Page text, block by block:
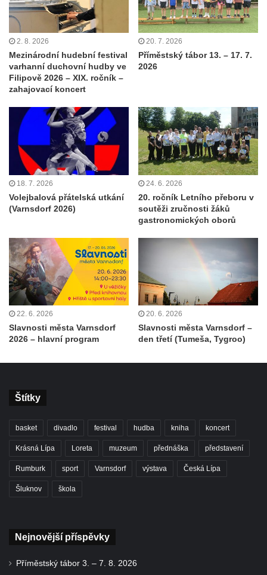
2. 8. 2026
Mezinárodní hudební festival
varhanní duchovní hudby ve
Filipově 2026 – XIX. ročník –
zahajovací koncert
20. 7. 2026
Příměstský tábor 13. – 17. 7.
2026
18. 7. 2026
Volejbalová přátelská utkání
(Varnsdorf 2026)
24. 6. 2026
20. ročník Letního přeboru v
soutěži zručnosti žáků
gastronomických oborů
22. 6. 2026
Slavnosti města Varnsdorf
2026 – hlavní program
20. 6. 2026
Slavnosti města Varnsdorf –
den třetí (Tumeša, Tygroo)
Štítky
basket divadlo festival hudba kniha koncert
Krásná Lípa Loreta muzeum přednáška představení
Rumburk sport Varnsdorf výstava Česká Lípa
Šluknov škola
Nejnovější příspěvky
Příměstský tábor 3. – 7. 8. 2026